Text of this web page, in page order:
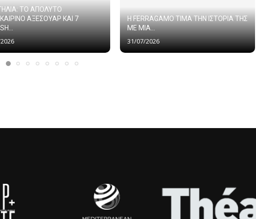
ΤΟ ΑΠΟΛΥΤΟ
ΑΞΕΣΟΥΑΡ ΚΑΙ 7
Η FERRAGAMO ΤΙΜΑ ΤΗΝ ΙΣΤΟΡΙΑ ΤΗΣ
ΜΕ ΜΙΑ...
31/07/2026